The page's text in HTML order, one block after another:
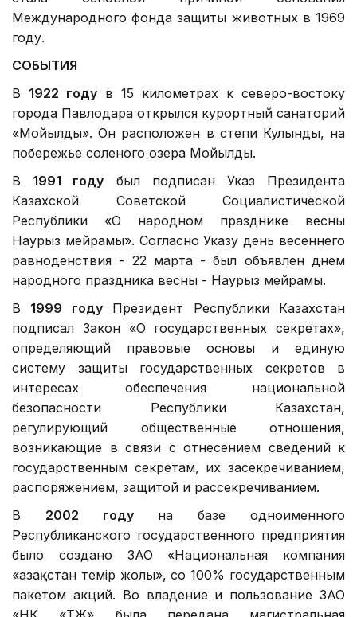
Международного фонда защиты животных в 1969
году.
СОБЫТИЯ
В 1922 году в 15 километрах к северо-востоку
города Павлодара открылся курортный санаторий
«Мойылды». Он расположен в степи Кулынды, на
побережье соленого озера Мойылды.
В 1991 году был подписан Указ Президента
Казахской Советской Социалистической
Республики «О народном празднике весны
Науpыз мейpамы». Согласно Указу день весеннего
равноденствия - 22 марта - был объявлен днем
народного праздника весны - Наурыз мейрамы.
В 1999 годуПрезидент Республики Казахстан
подписал Закон «О государственных секретах»,
определяющий правовые основы и единую
систему защиты государственных секретов в
интересах обеспечения национальной
безопасности Республики Казахстан,
регулирующий общественные отношения,
возникающие в связи с отнесением сведений к
государственным секретам, их засекречиванием,
распоряжением, защитой и рассекречиванием.
В 2002 годуна базе одноименного
Республиканского государственного предприятия
было создано ЗАО «Национальная компания
«Қазақстан темір жолы», со 100% государственным
пакетом акций. Во владение и пользование ЗАО